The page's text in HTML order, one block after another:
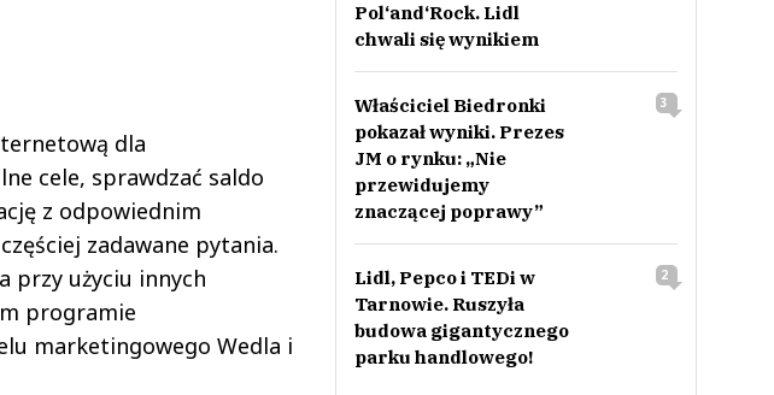
dla
cele, sprawdzać saldo
z odpowiednim
zadawane pytania.
przy użyciu innych
programie
marketingowego Wedla i
Pol‘and‘Rock. Lidl
chwali się wynikiem
Właściciel Biedronki
pokazał wyniki. Prezes
JM o rynku: „Nie
przewidujemy
znaczącej poprawy”
3
Lidl, Pepco i TEDi w
Tarnowie. Ruszyła
budowa gigantycznego
parku handlowego!
2